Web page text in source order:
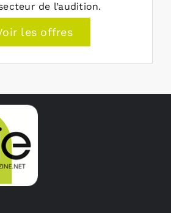
de l’audition.
les offres